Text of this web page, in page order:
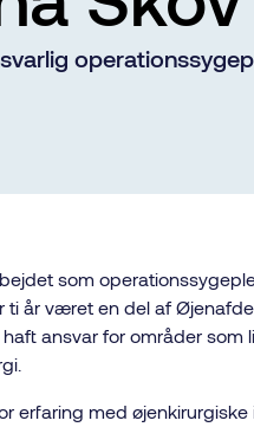
som
ti år været en del af
ansvar for områder som
erfaring med